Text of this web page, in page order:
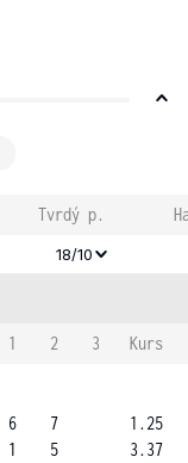
Tvrdý p.
18/10
1 2 3
Kurs
6
1
7
5
1.25
3.37